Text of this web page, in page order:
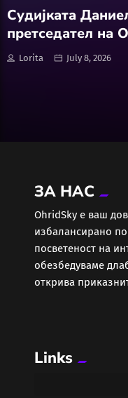
Бизнис
Еротика
Забава
Здравје
Колумни
Судијката
претседател на
Скопје на
Lorita July 8, 2026
ЗА НАС
ОhridSky е ваш
избалансирано
посветеност на
обезбедуваме
открива
Links